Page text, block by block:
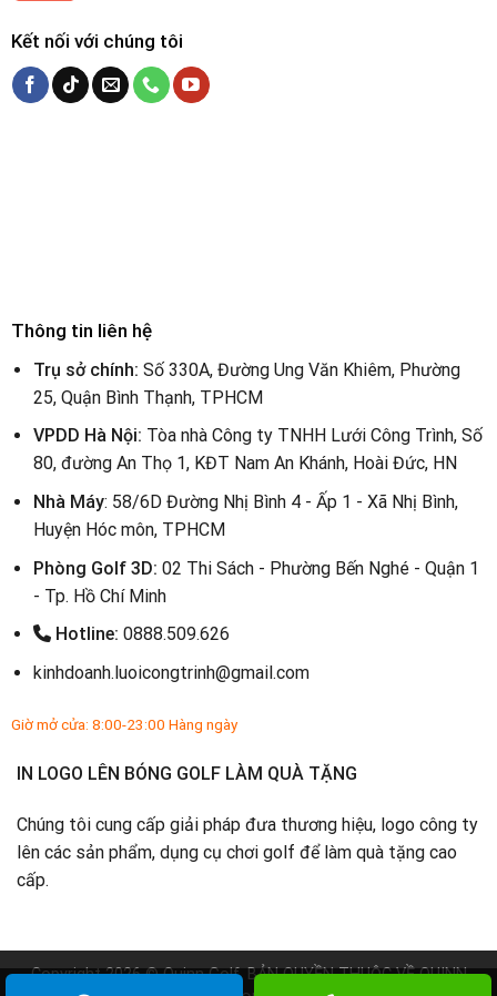
Kết nối với chúng tôi
Thông tin liên hệ
Trụ sở chính: Số 330A, Đường Ung Văn Khiêm, Phường
25, Quận Bình Thạnh, TPHCM
VPDD Hà Nội: Tòa nhà Công ty TNHH Lưới Công Trình, Số
80, đường An Thọ 1, KĐT Nam An Khánh, Hoài Đức, HN
Nhà Máy: 58/6D Đường Nhị Bình 4 - Ấp 1 - Xã Nhị Bình,
Huyện Hóc môn, TPHCM
Phòng Golf 3D:02 Thi Sách - Phường Bến Nghé - Quận 1
- Tp. Hồ Chí Minh
Hotline: 0888.509.626
kinhdoanh.luoicongtrinh@gmail.com
Giờ mở cửa: 8:00-23:00 Hàng ngày
IN LOGO LÊN BÓNG GOLF LÀM QUÀ TẶNG
Chúng tôi cung cấp giải pháp đưa thương hiệu, logo công ty
lên các sản phẩm, dụng cụ chơi golf để làm quà tặng cao
cấp.
Copyright 2026 ©Quinn Golf. BẢN QUYỀN THUỘC VỀQUINN